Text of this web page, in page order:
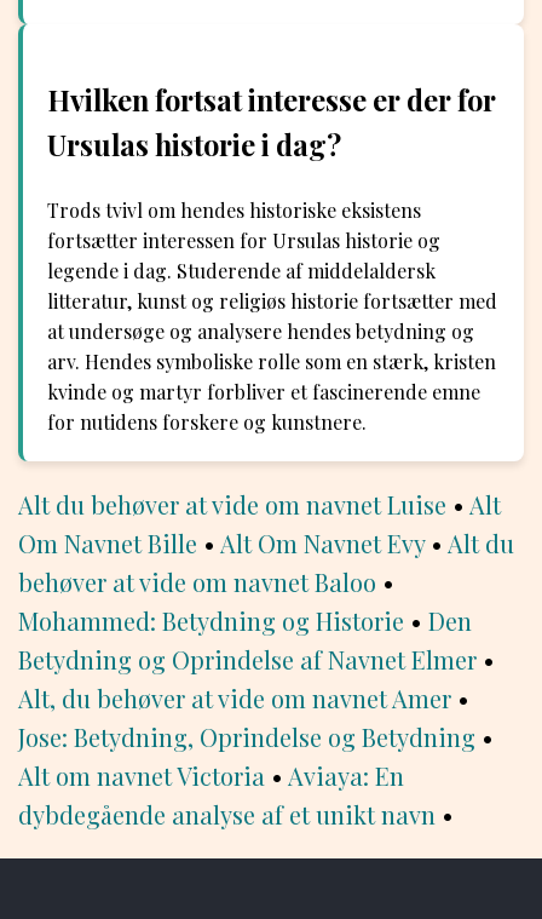
Hvilken fortsat interesse er der for
Ursulas historie i dag?
Trods tvivl om hendes historiske eksistens
fortsætter interessen for Ursulas historie og
legende i dag. Studerende af middelaldersk
litteratur, kunst og religiøs historie fortsætter med
at undersøge og analysere hendes betydning og
arv. Hendes symboliske rolle som en stærk, kristen
kvinde og martyr forbliver et fascinerende emne
for nutidens forskere og kunstnere.
Alt du behøver at vide om navnet Luise • Alt
Om Navnet Bille • Alt Om Navnet Evy• Alt du
behøver at vide om navnet Baloo •
Mohammed: Betydning og Historie • Den
Betydning og Oprindelse af Navnet Elmer •
Alt, du behøver at vide om navnet Amer •
Jose: Betydning, Oprindelse og Betydning •
Alt om navnet Victoria • Aviaya: En
dybdegående analyse af et unikt navn •